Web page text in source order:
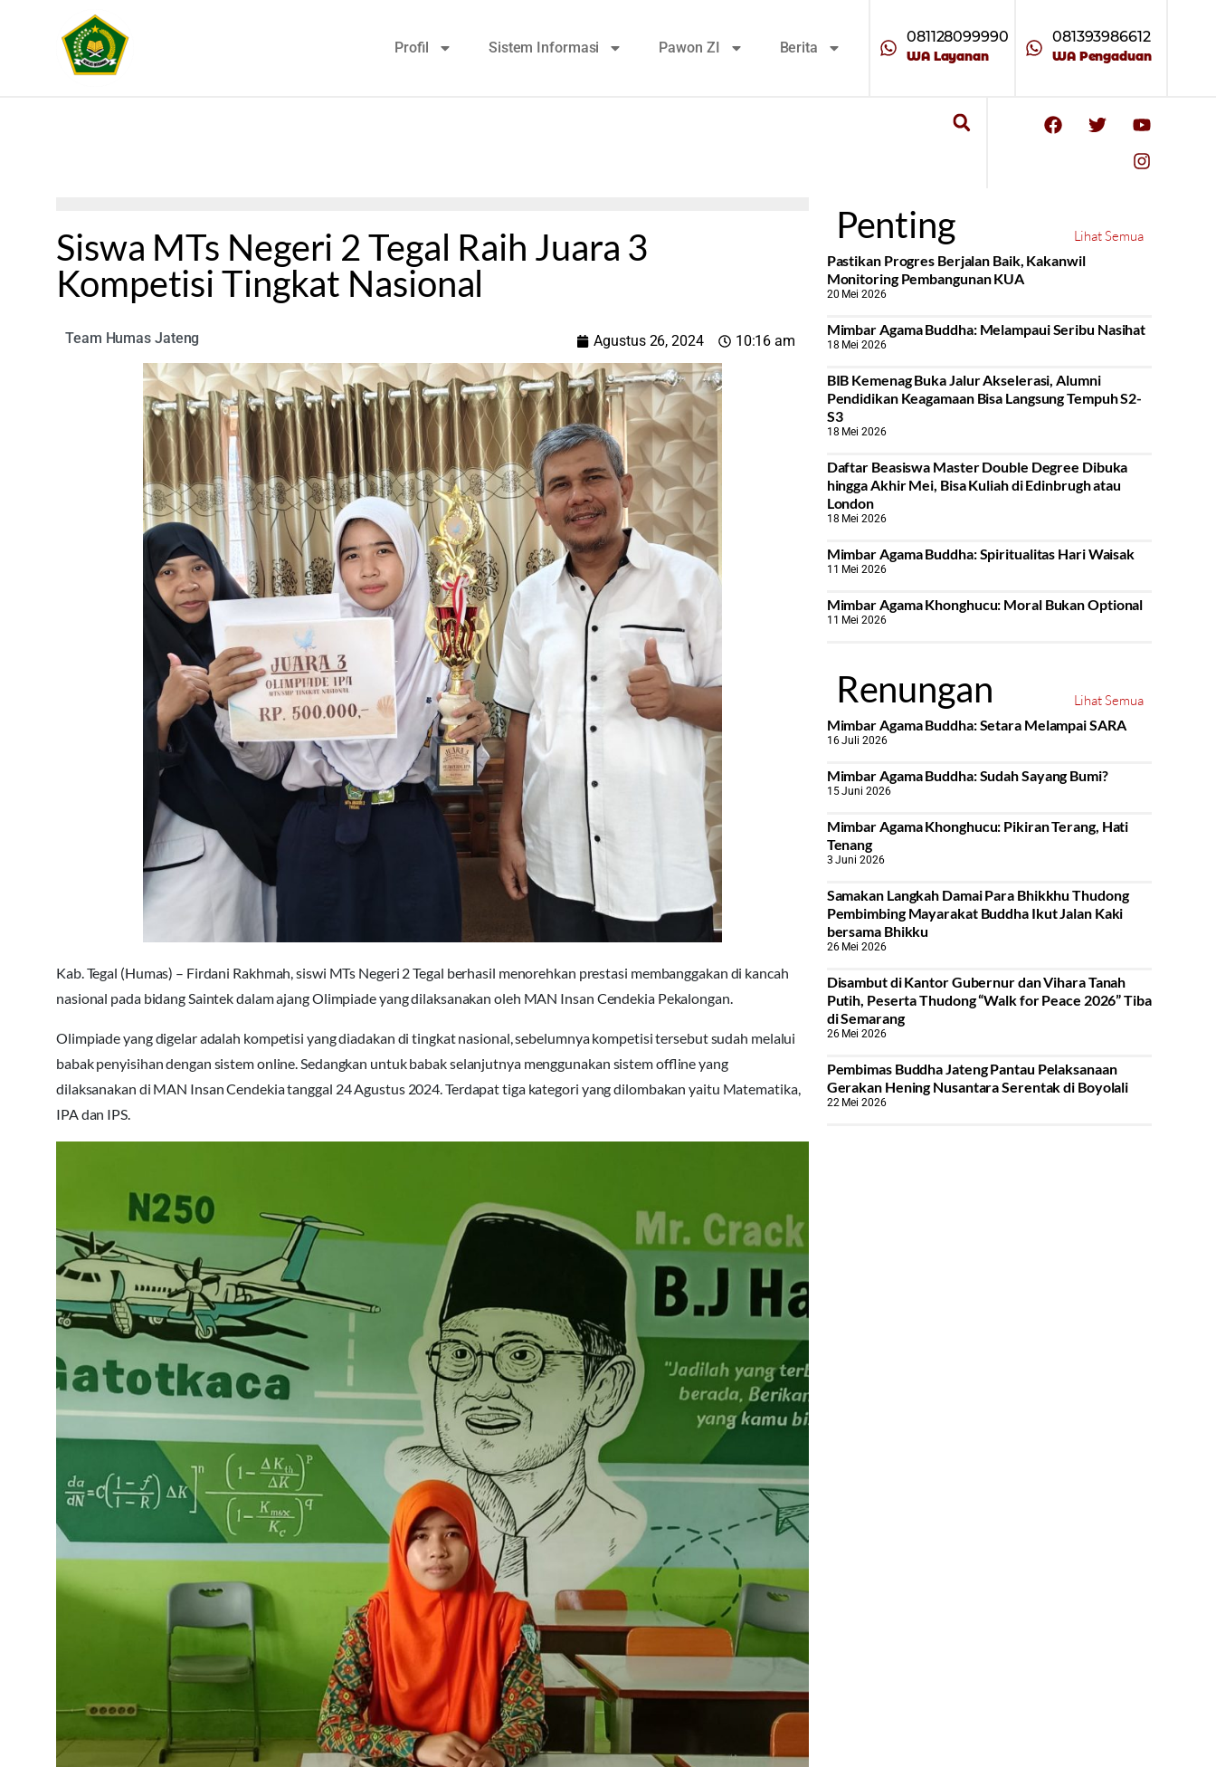
Profil Sistem Informasi Pawon ZI Berita
081128099990
WA Layanan
081393986612
WA Pengaduan
Siswa MTs Negeri 2 Tegal Raih Juara 3
Kompetisi Tingkat Nasional
Team Humas Jateng Agustus 26, 2024 10:16 am
Kab. Tegal (Humas) – Firdani Rakhmah, siswi MTs Negeri 2 Tegal berhasil menorehkan prestasi membanggakan di kancah
nasional pada bidang Saintek dalam ajang Olimpiade yang dilaksanakan oleh MAN Insan Cendekia Pekalongan.
Olimpiade yang digelar adalah kompetisi yang diadakan di tingkat nasional, sebelumnya kompetisi tersebut sudah melalui
babak penyisihan dengan sistem online. Sedangkan untuk babak selanjutnya menggunakan sistem offline yang
dilaksanakan di MAN Insan Cendekia tanggal 24 Agustus 2024. Terdapat tiga kategori yang dilombakan yaitu Matematika,
IPA dan IPS.
Penting
Lihat Semua
Pastikan Progres Berjalan Baik, Kakanwil
Monitoring Pembangunan KUA
20 Mei 2026
Mimbar Agama Buddha: Melampaui Seribu Nasihat
18 Mei 2026
BIB Kemenag Buka Jalur Akselerasi, Alumni
Pendidikan Keagamaan Bisa Langsung Tempuh S2-
S3
18 Mei 2026
Daftar Beasiswa Master Double Degree Dibuka
hingga Akhir Mei, Bisa Kuliah di Edinbrugh atau
London
18 Mei 2026
Mimbar Agama Buddha: Spiritualitas Hari Waisak
11 Mei 2026
Mimbar Agama Khonghucu: Moral Bukan Optional
11 Mei 2026
Renungan
Lihat Semua
Mimbar Agama Buddha: Setara Melampai SARA
16 Juli 2026
Mimbar Agama Buddha: Sudah Sayang Bumi?
15 Juni 2026
Mimbar Agama Khonghucu: Pikiran Terang, Hati
Tenang
3 Juni 2026
Samakan Langkah Damai Para Bhikkhu Thudong
Pembimbing Mayarakat Buddha Ikut Jalan Kaki
bersama Bhikku
26 Mei 2026
Disambut di Kantor Gubernur dan Vihara Tanah
Putih, Peserta Thudong “Walk for Peace 2026” Tiba
di Semarang
26 Mei 2026
‎Pembimas Buddha Jateng Pantau Pelaksanaan
Gerakan Hening Nusantara Serentak di Boyolali
22 Mei 2026